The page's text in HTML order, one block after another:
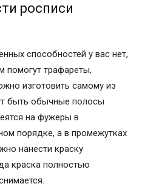
росписи
способностей у вас нет,
помогут трафареты,
изготовить самому из
быть обычные полосы
на фужеры в
порядке, а в промежутках
нанести краску
краска полностью